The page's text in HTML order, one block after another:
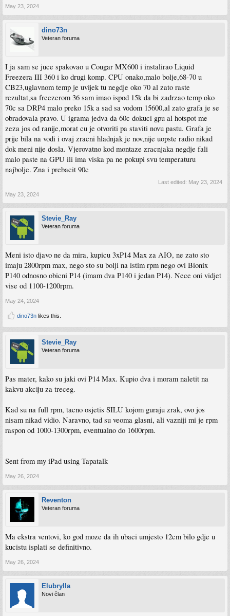
May 23, 2024
dino73n
Veteran foruma
I ja sam se juce spakovao u Cougar MX600 i instalirao Liquid
Freezera III 360 i ko drugi komp. CPU onako,malo bolje,68-70 u
CB23,uglavnom temp je uvijek tu negdje oko 70 al zato raste
rezultat,sa freezerom 36 sam imao ispod 15k da bi zadrzao temp oko
70c sa DRP4 malo preko 15k a sad sa vodom 15600,al zato grafa je se
obradovala pravo. U igrama jedva da 60c dokuci gpu al hotspot me
zeza jos od ranije,morat cu je otvoriti pa staviti novu pastu. Grafa je
prije bila na vodi i ovaj zracni hladnjak je nov,nije uopste radio nikad
dok meni nije dosla. Vjerovatno kod montaze zracnjaka negdje fali
malo paste na GPU ili ima viska pa ne pokupi svu temperaturu
najbolje. Zna i prebacit 90c
Last edited: May 23, 2024
May 23, 2024
Stevie_Ray
Veteran foruma
Meni isto djavo ne da mira, kupicu 3xP14 Max za AIO, ne zato sto
imaju 2800rpm max, nego sto su bolji na istim rpm nego ovi Bionix
P140 odnosno obicni P14 (imam dva P140 i jedan P14). Nece oni vidjet
vise od 1100-1200rpm.
May 24, 2024
dino73n likes this.
Stevie_Ray
Veteran foruma
Pas mater, kako su jaki ovi P14 Max. Kupio dva i moram naletit na
kakvu akciju za treceg.
Kad su na full rpm, tacno osjetis SILU kojom guraju zrak, ovo jos
nisam nikad vidio. Naravno, tad su veoma glasni, ali vazniji mi je rpm
raspon od 1000-1300rpm, eventualno do 1600rpm.
Sent from my iPad using Tapatalk
May 26, 2024
Reventon
Veteran foruma
Ma ekstra ventovi, ko god moze da ih ubaci umjesto 12cm bilo gdje u
kucistu isplati se definitivno.
May 26, 2024
Elubrylla
Novi član